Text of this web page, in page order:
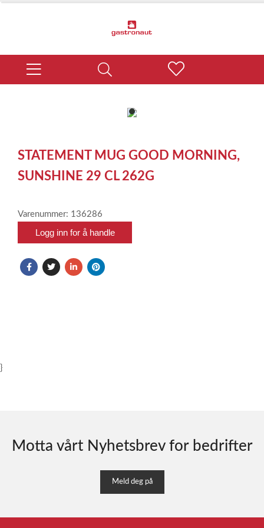
item
of
1
STATEMENT MUG GOOD MORNING,
SUNSHINE 29 CL 262G
Varenummer: 136286
Logg inn for å handle
}
Motta vårt Nyhetsbrev for bedrifter
Meld deg på